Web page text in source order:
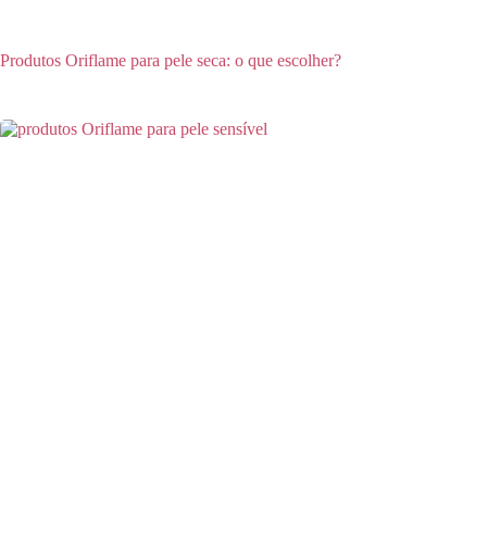
Produtos Oriflame para pele seca: o que escolher?